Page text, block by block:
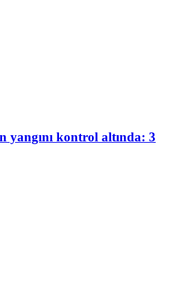
yangını kontrol altında: 3